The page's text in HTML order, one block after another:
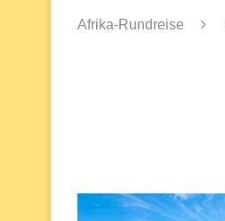
Afrika-Rundreise